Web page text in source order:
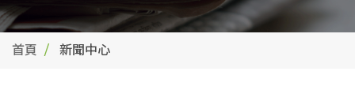
首頁 新聞中心